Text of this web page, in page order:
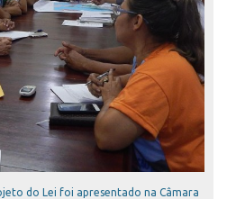
do Lei foi apresentado na Câmara